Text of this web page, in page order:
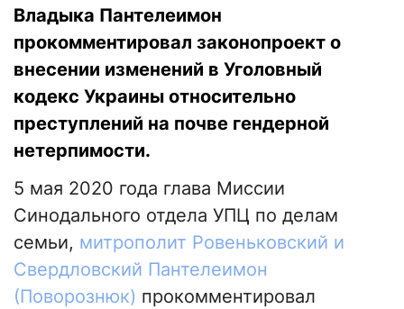
Владыка Пантелеимон
прокомментировал законопроект о
внесении изменений в Уголовный
кодекс Украины относительно
преступлений на почве гендерной
нетерпимости.
5 мая 2020 года глава Миссии
Синодального отдела УПЦ по делам
семьи, митрополит Ровеньковский и
Свердловский Пантелеимон
(Поворознюк) прокомментировал